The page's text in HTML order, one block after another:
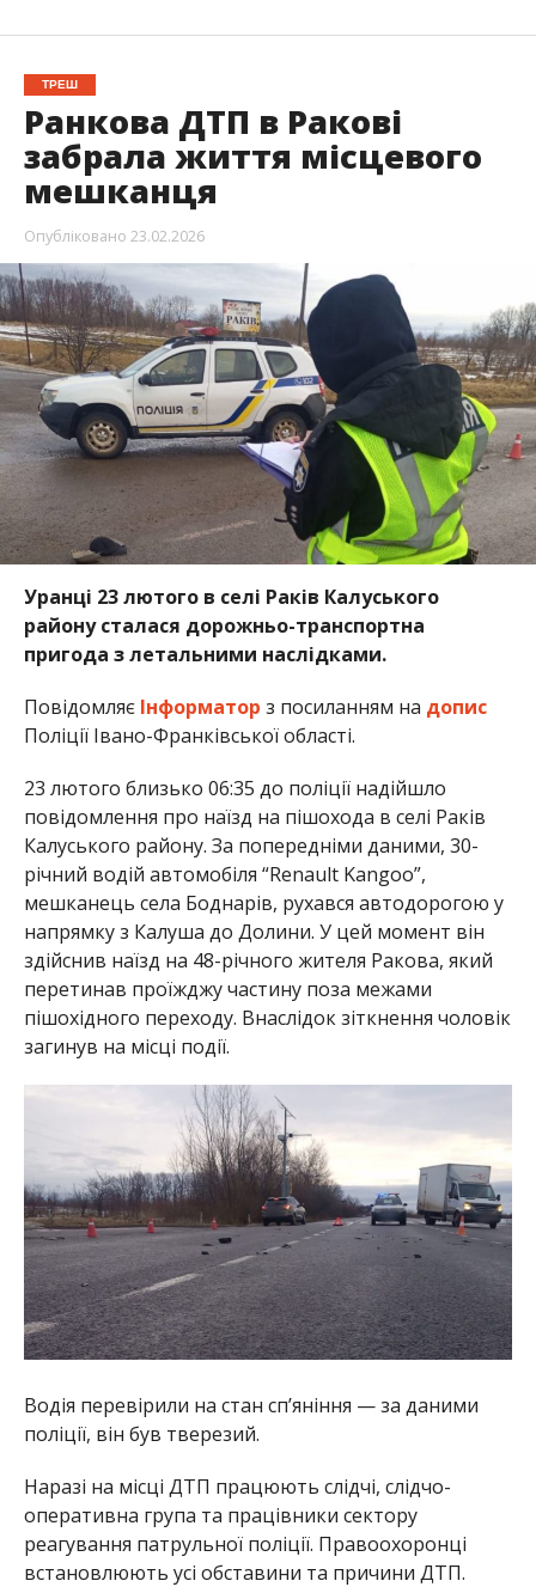
ТРЕШ
Ранкова ДТП в Ракові
забрала життя місцевого
мешканця
Опубліковано 23.02.2026
Уранці 23 лютого в селі Раків Калуського
району сталася дорожньо-транспортна
пригода з летальними наслідками.
Повідомляє Інформатор з посиланням на допис
Поліції Івано-Франківської області.
23 лютого близько 06:35 до поліції надійшло
повідомлення про наїзд на пішохода в селі Раків
Калуського району. За попередніми даними, 30-
річний водій автомобіля “Renault Kangoo”,
мешканець села Боднарів, рухався автодорогою у
напрямку з Калуша до Долини. У цей момент він
здійснив наїзд на 48-річного жителя Ракова, який
перетинав проїжджу частину поза межами
пішохідного переходу. Внаслідок зіткнення чоловік
загинув на місці події.
Водія перевірили на стан сп’яніння — за даними
поліції, він був тверезий.
Наразі на місці ДТП працюють слідчі, слідчо-
оперативна група та працівники сектору
реагування патрульної поліції. Правоохоронці
встановлюють усі обставини та причини ДТП.